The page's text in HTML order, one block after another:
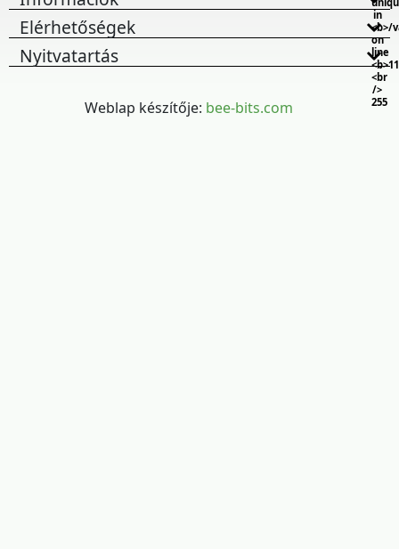
in
<b>/
on
line
<br
/>
255
Elérhetőségek
Nyitvatartás
Weblap készítője: bee-bits.com